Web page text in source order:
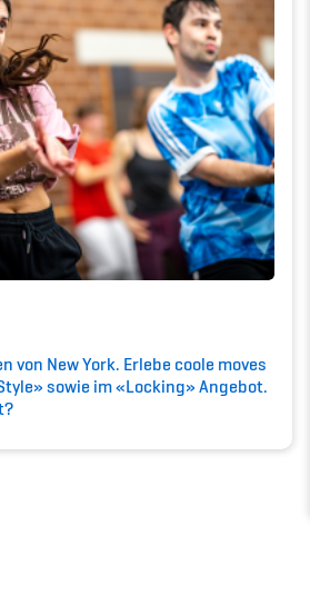
& Sport
Studium
von New York. Erlebe coole moves
sowie im «Locking» Angebot.